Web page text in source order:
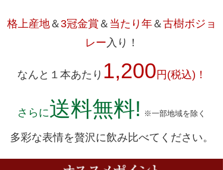
格上産地＆3冠金賞 ＆ 当たり年＆古樹ボジョ
レー入り！
なんと１本あたり 1,200 円(税込)！
さらに送料無料! ※一部地域を除く
多彩な表情を贅沢に飲み比べてください。